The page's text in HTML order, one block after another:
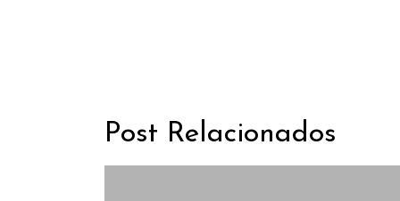
Post Relacionados